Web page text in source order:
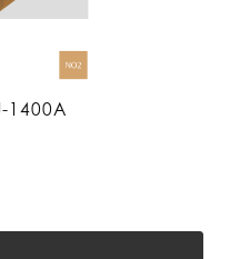
1400A